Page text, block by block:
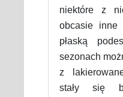
niektóre z
obcasie inne
płaską
sezonach
z
stały się